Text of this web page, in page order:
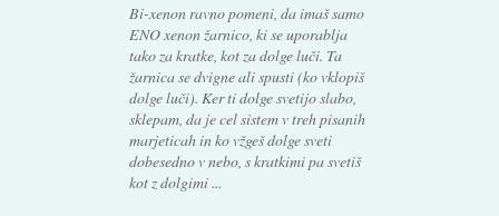
Bi-xenon ravno pomeni, da imaš samo
ENO xenon žarnico, ki se uporablja
tako za kratke, kot za dolge luči. Ta
žarnica se dvigne ali spusti (ko vklopiš
dolge luči). Ker ti dolge svetijo slabo,
sklepam, da je cel sistem v treh pisanih
marjeticah in ko vžgeš dolge sveti
dobesedno v nebo, s kratkimi pa svetiš
kot z dolgimi ...